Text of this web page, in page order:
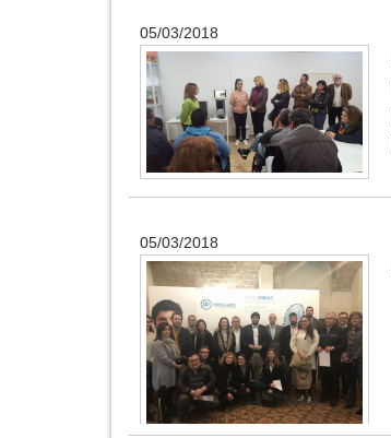
05/03/2018
05/03/2018